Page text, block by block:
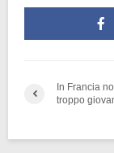
In Francia
troppo